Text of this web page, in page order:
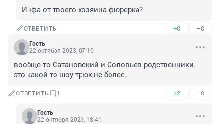
Инфа от твоего хозяина-фюрерка?
ОТВЕТИТЬ +0 –0
Гость
22 октября 2023, 07:10
вообще-то Сатановский и Соловьев родственники.
это какой то шоу трюк,не более.
ОТВЕТИТЬ 1 +2 –0
Гость
22 октября 2023, 18:41